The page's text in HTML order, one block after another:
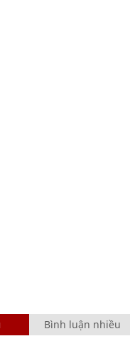
Bình luận nhiều